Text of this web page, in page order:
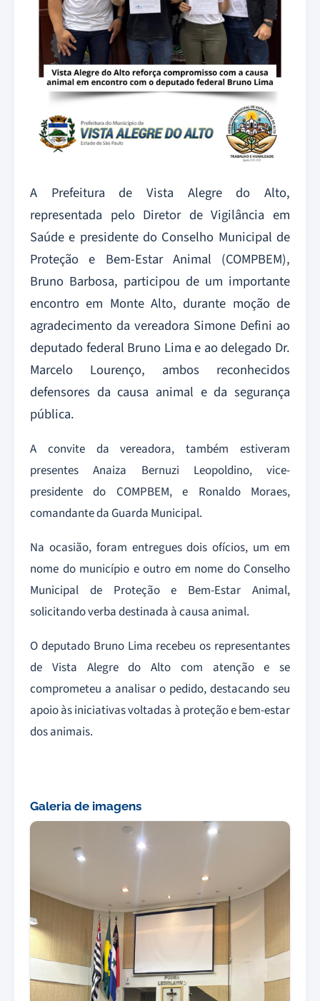
A Prefeitura de Vista Alegre do Alto,
representada pelo Diretor de Vigilância em
Saúde e presidente do Conselho Municipal de
Proteção e Bem-Estar Animal (COMPBEM),
Bruno Barbosa, participou de um importante
encontro em Monte Alto, durante moção de
agradecimento da vereadora Simone Defini ao
deputado federal Bruno Lima e ao delegado Dr.
Marcelo Lourenço, ambos reconhecidos
defensores da causa animal e da segurança
pública.
A convite da vereadora, também estiveram
presentes Anaiza Bernuzi Leopoldino, vice-
presidente do COMPBEM, e Ronaldo Moraes,
comandante da Guarda Municipal.
Na ocasião, foram entregues dois ofícios, um em
nome do município e outro em nome do Conselho
Municipal de Proteção e Bem-Estar Animal,
solicitando verba destinada à causa animal.
O deputado Bruno Lima recebeu os representantes
de Vista Alegre do Alto com atenção e se
comprometeu a analisar o pedido, destacando seu
apoio às iniciativas voltadas à proteção e bem-estar
dos animais.
Galeria de imagens